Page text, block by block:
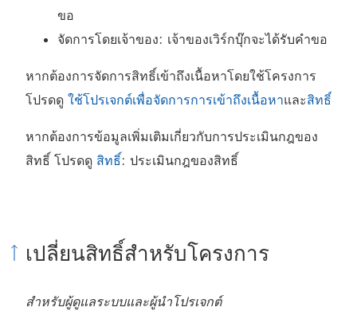
ขอ
จัดการโดยเจ้าของ: เจ้าของเวิร์กบุ๊กจะได้รับคำขอ
หากต้องการจัดการสิทธิ์เข้าถึงเนื้อหาโดยใช้โครงการ
โปรดดู ใช้โปรเจกต์เพื่อจัดการการเข้าถึงเนื้อหาและสิทธิ์
หากต้องการข้อมูลเพิ่มเติมเกี่ยวกับการประเมินกฎของ
สิทธิ์ โปรดดู สิทธิ์: ประเมินกฎของสิทธิ์
เปลี่ยนสิทธิ์สำหรับโครงการ
สำหรับผู้ดูแลระบบและผู้นำโปรเจกต์